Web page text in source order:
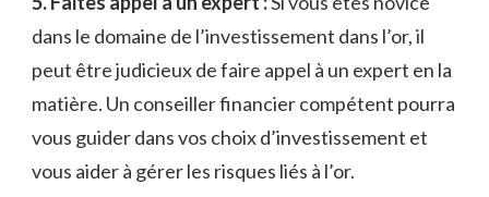
dans le domaine de l’investissement dans l’or, il
peut être judicieux de faire appel à ‌un expert en la
matière. Un⁤ conseiller financier ​compétent pourra
vous guider dans vos ⁢choix d’investissement et
vous aider à ‍gérer les risques liés à l’or.